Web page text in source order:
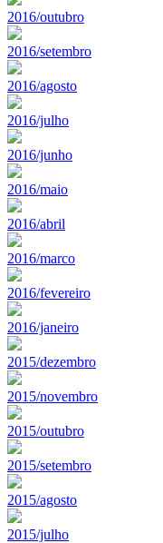
2016/outubro
2016/setembro
2016/agosto
2016/julho
2016/junho
2016/maio
2016/abril
2016/marco
2016/fevereiro
2016/janeiro
2015/dezembro
2015/novembro
2015/outubro
2015/setembro
2015/agosto
2015/julho